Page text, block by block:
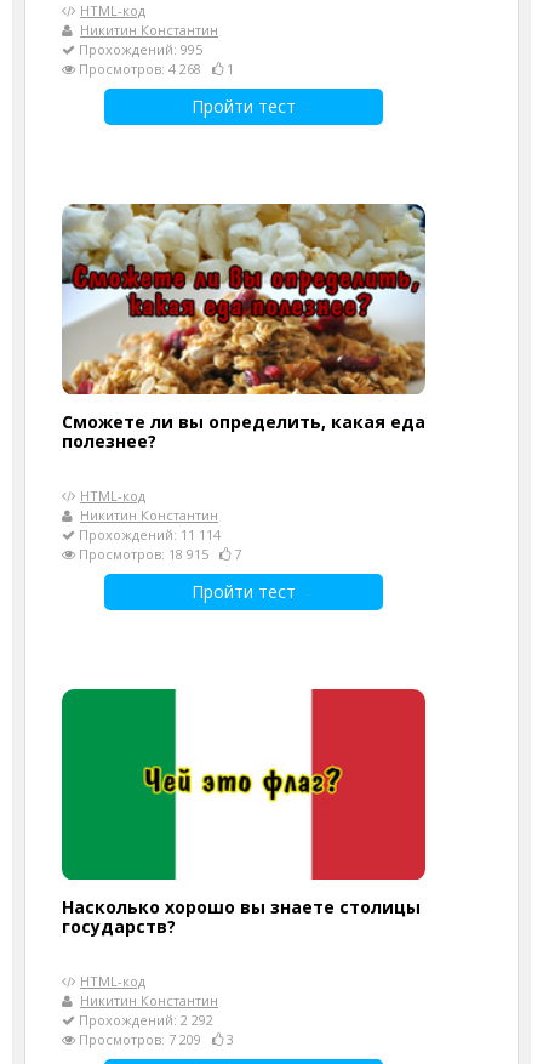
HTML-код
Никитин Константин
Прохождений: 995
Просмотров: 4 268
1
Пройти тест
Сможете ли вы определить, какая еда
полезнее?
HTML-код
Никитин Константин
Прохождений: 11 114
Просмотров: 18 915
7
Пройти тест
Насколько хорошо вы знаете столицы
государств?
HTML-код
Никитин Константин
Прохождений: 2 292
Просмотров: 7 209
3